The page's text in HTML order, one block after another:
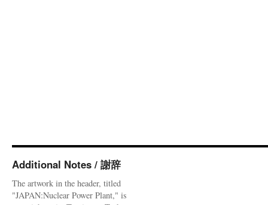
Additional Notes / 謝辞
The artwork in the header, titled
"JAPAN:Nuclear Power Plant," is